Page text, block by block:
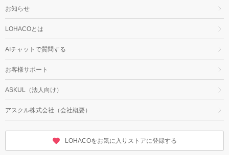
お知らせ
LOHACOとは
AIチャットで質問する
お客様サポート
ASKUL（法人向け）
アスクル株式会社（会社概要）
LOHACOをお気に入りストアに登録する